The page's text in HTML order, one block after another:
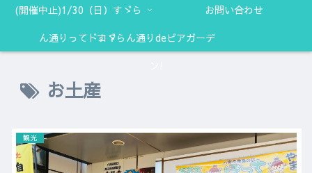
(開催中止)1/30（日）すゞら
ん通りってドコ？
お問い合わせ
すゞらん通りdeビアガーデ
お土産
観光